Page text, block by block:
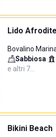
Lido
Bovalino
Sabbiosa·
e altri 7…
Bikini Beach